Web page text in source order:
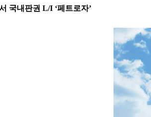
국내판권 L/I ‘페트로자’